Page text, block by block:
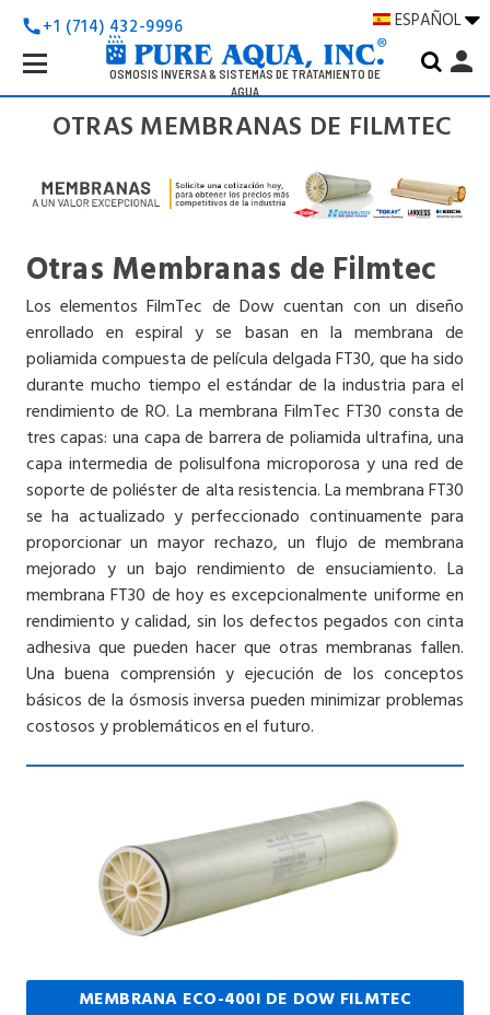
call+1 (714) 432-9996 ESPAÑOL
OSMOSIS INVERSA & SISTEMAS DE TRATAMIENTO DE
AGUA
Search
Keyword:
person
OTRAS MEMBRANAS DE FILMTEC
Otras Membranas de Filmtec
Los elementos FilmTec de Dow cuentan con un diseño
enrollado en espiral y se basan en la membrana de
poliamida compuesta de película delgada FT30, que ha sido
durante mucho tiempo el estándar de la industria para el
rendimiento de RO. La membrana FilmTec FT30 consta de
tres capas: una capa de barrera de poliamida ultrafina, una
capa intermedia de polisulfona microporosa y una red de
soporte de poliéster de alta resistencia. La membrana FT30
se ha actualizado y perfeccionado continuamente para
proporcionar un mayor rechazo, un flujo de membrana
mejorado y un bajo rendimiento de ensuciamiento. La
membrana FT30 de hoy es excepcionalmente uniforme en
rendimiento y calidad, sin los defectos pegados con cinta
adhesiva que pueden hacer que otras membranas fallen.
Una buena comprensión y ejecución de los conceptos
básicos de la ósmosis inversa pueden minimizar problemas
costosos y problemáticos en el futuro.
MEMBRANA ECO-400I DE DOW FILMTEC